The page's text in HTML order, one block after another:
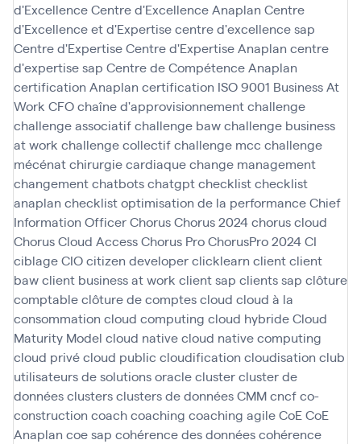
d'ExcellenceCentre d'Excellence Anaplan Centre
d'Excellence et d'Expertisecentre d'excellence sap
Centre d'ExpertiseCentre d'Expertise Anaplan centre
d'expertise sap Centre de Compétence Anaplan
certification Anaplan certification ISO 9001 Business At
Work CFOchaîne d'approvisionnementchallenge
challenge associatifchallenge bawchallenge business
at work challenge collectifchallenge mcc challenge
mécénat chirurgie cardiaquechange management
changementchatbotschatgptchecklistchecklist
anaplan checklist optimisation de la performanceChief
Information OfficerChorusChorus 2024chorus cloud
Chorus Cloud AccessChorus ProChorusPro 2024CI
ciblageCIOcitizen developerclicklearn clientclient
bawclient business at work client sap clients sap clôture
comptableclôture de comptescloud cloud à la
consommation cloud computing cloud hybrideCloud
Maturity Model cloud nativecloud native computing
cloud privécloud public cloudification cloudisation club
utilisateurs de solutions oracleclustercluster de
donnéesclustersclusters de donnéesCMMcncfco-
construction coachcoaching coaching agileCoECoE
Anaplan coe sap cohérence des donnéescohérence